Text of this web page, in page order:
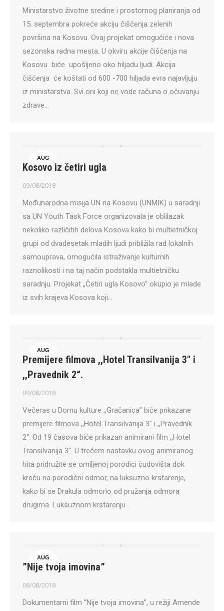
Ministarstvo životne sredine i prostornog planiranja od
15. septembra pokreće akciju čišćenja zelenih
površina na Kosovu. Ovaj projekat omogućiće i nova
sezonska radna mesta. U okviru akcije čišćenja na
Kosovu biće upošljeno oko hiljadu ljudi. Akcija
čišćenja će koštati od 600 -700 hiljada evra najavljuju
iz ministarstva. Svi oni koji ne vode računa o očuvanju
zdrave…
AUG
9
Kosovo iz četiri ugla
09/08/2018
Međunarodna misija UN na Kosovu (UNMIK) u saradnji
sa UN Youth Task Force organizovala je oblilazak
nekoliko različitih delova Kosova kako bi multietničkoj
grupi od dvadesetak mladih ljudi približila rad lokalnih
samouprava, omogućila istraživanje kulturnih
raznolikosti i na taj način podstakla multietničku
saradnju. Projekat „Četiri ugla Kosovo“ okupio je mlade
iz svih krajeva Kosova koji…
AUG
9
Premijere filmova ,,Hotel Transilvanija 3″ i
,,Pravednik 2“.
09/08/2018
Večeras u Domu kulture ,,Gračanica” biće prikazane
premijere filmova ,,Hotel Transilvanija 3″ i ,,Pravednik
2“. Od 19 časova biće prikazan animirani film ,,Hotel
Transilvanija 3″. U trećem nastavku ovog animiranog
hita pridružite se omiljenoj porodici čudovišta dok
kreću na porodični odmor, na luksuzno krstarenje,
kako bi se Drakula odmorio od pružanja odmora
drugima. Luksuznom krstarenju…
AUG
8
”Nije tvoja imovina”
08/08/2018
Dokumentarni film ”Nije tvoja imovina”, u režiji Amende